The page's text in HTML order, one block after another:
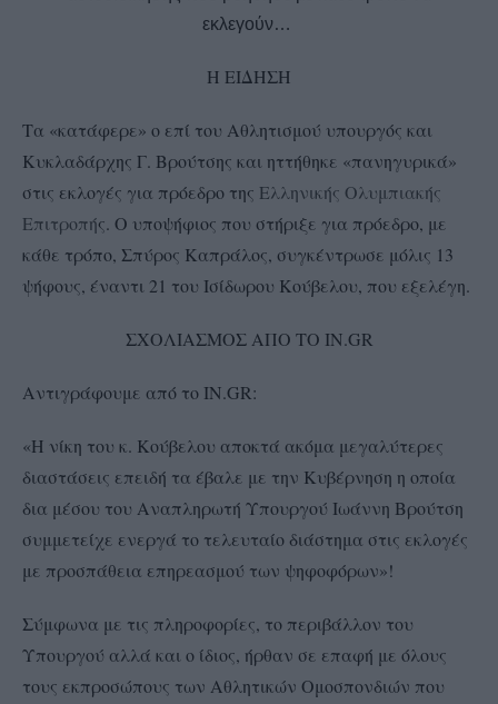
εκλεγούν…
Η ΕΙΔΗΣΗ
Τα «κατάφερε» ο επί του Αθλητισμού υπουργός και
Κυκλαδάρχης Γ. Βρούτσης και ηττήθηκε «πανηγυρικά»
στις εκλογές για πρόεδρο της Ελληνικής Ολυμπιακής
Επιτροπής. Ο υποψήφιος που στήριξε για πρόεδρο, με
κάθε τρόπο, Σπύρος Καπράλος, συγκέντρωσε μόλις 13
ψήφους, έναντι 21 του Ισίδωρου Κούβελου, που εξελέγη.
ΣΧΟΛΙΑΣΜΟΣ ΑΠΟ ΤΟ IN.GR
Αντιγράφουμε από το IN.GR:
«Η νίκη του κ. Κούβελου αποκτά ακόμα μεγαλύτερες
διαστάσεις επειδή τα έβαλε με την Κυβέρνηση η οποία
δια μέσου του Αναπληρωτή Υπουργού Ιωάννη Βρούτση
συμμετείχε ενεργά το τελευταίο διάστημα στις εκλογές
με προσπάθεια επηρεασμού των ψηφοφόρων»!
Σύμφωνα με τις πληροφορίες, το περιβάλλον του
Υπουργού αλλά και ο ίδιος, ήρθαν σε επαφή με όλους
τους εκπροσώπους των Αθλητικών Ομοσπονδιών που